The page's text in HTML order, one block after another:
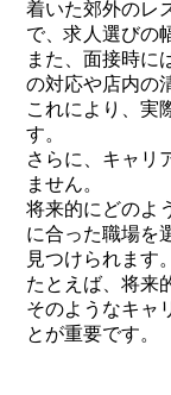
着いた郊外のレ
で、求人選びの
また、面接時に
の対応や店内の
これにより、実
す。
さらに、キャリ
ません。
将来的にどのよ
に合った職場を
見つけられます。
たとえば、将来
そのようなキャ
とが重要です。